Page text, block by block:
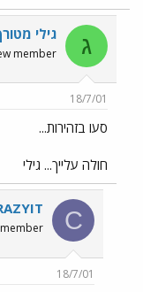
ג גילי
member
18/7/01
סעו בזהירות...
חולה עלייך... גילי
C
18/7/01